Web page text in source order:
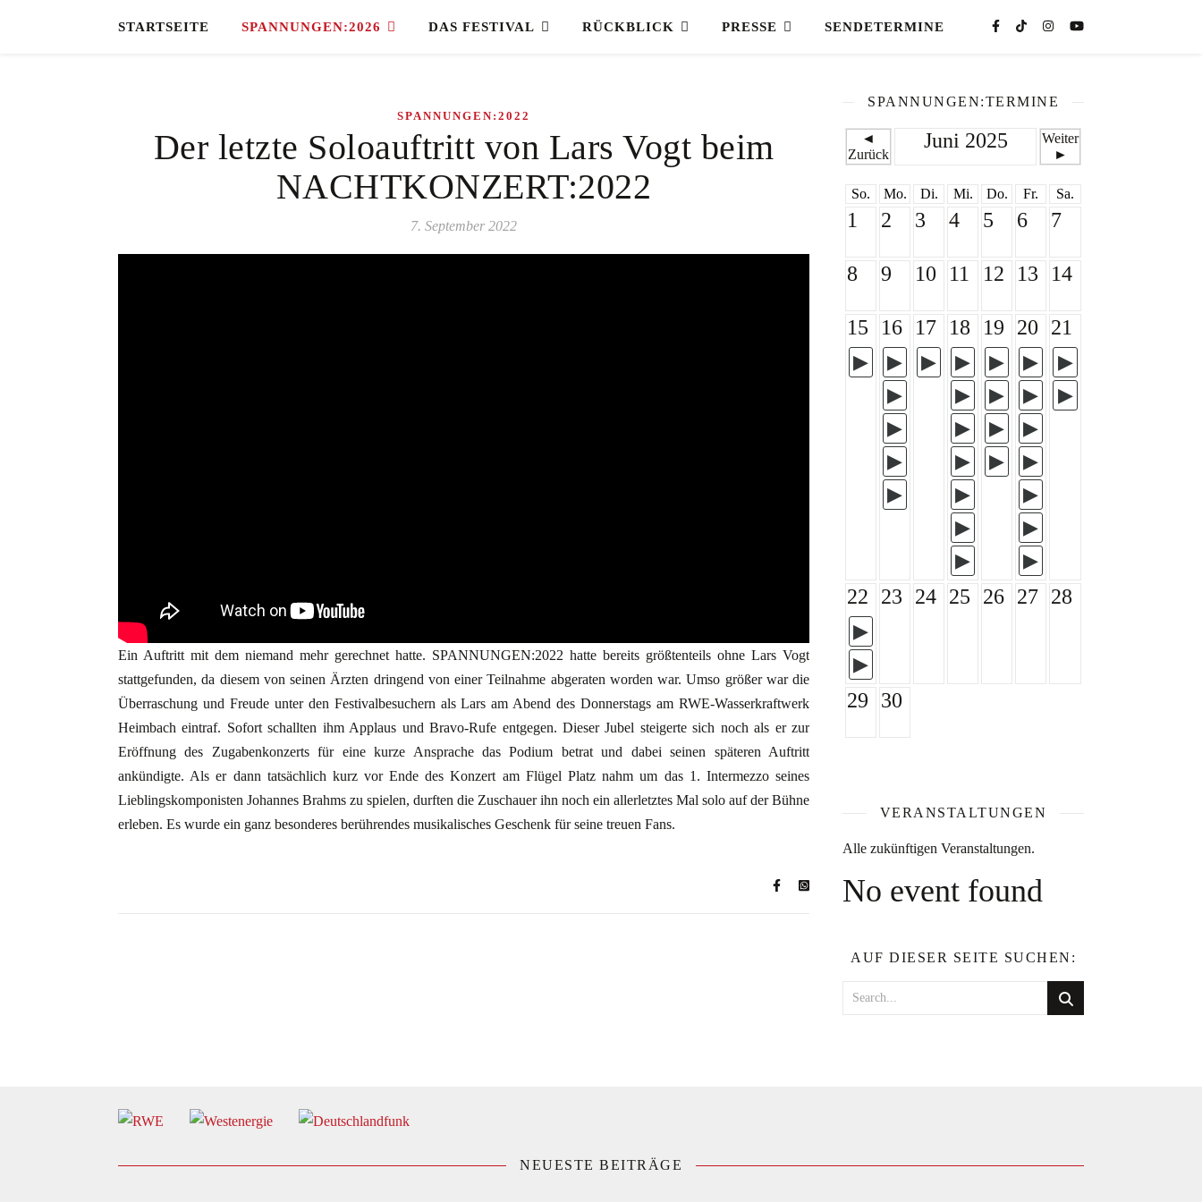
STARTSEITE SPANNUNGEN:2026 DAS FESTIVAL RÜCKBLICK PRESSE SENDETERMINE
SPANNUNGEN:2022
Der letzte Soloauftritt von Lars Vogt beim
NACHTKONZERT:2022
7. September 2022
Ein Auftritt mit dem niemand mehr gerechnet hatte. SPANNUNGEN:2022 hatte bereits größtenteils ohne Lars Vogt
stattgefunden, da diesem von seinen Ärzten dringend von einer Teilnahme abgeraten worden war. Umso größer war die
Überraschung und Freude unter den Festivalbesuchern als Lars am Abend des Donnerstags am RWE-Wasserkraftwerk
Heimbach eintraf. Sofort schallten ihm Applaus und Bravo-Rufe entgegen. Dieser Jubel steigerte sich noch als er zur
Eröffnung des Zugabenkonzerts für eine kurze Ansprache das Podium betrat und dabei seinen späteren Auftritt
ankündigte. Als er dann tatsächlich kurz vor Ende des Konzert am Flügel Platz nahm um das 1. Intermezzo seines
Lieblingskomponisten Johannes Brahms zu spielen, durften die Zuschauer ihn noch ein allerletztes Mal solo auf der Bühne
erleben. Es wurde ein ganz besonderes berührendes musikalisches Geschenk für seine treuen Fans.
SPANNUNGEN:TERMINE
◄
Zurück
Juni 2025
Weiter
►
So. Mo. Di. Mi. Do. Fr. Sa.
1 2 3 4 5 6 7
8 9 10 11 12 13 14
15 16 17 18 19 20 21
22 23 24 25 26 27 28
29 30
VERANSTALTUNGEN
Alle zukünftigen Veranstaltungen.
No event found
AUF DIESER SEITE SUCHEN:
NEUESTE BEITRÄGE